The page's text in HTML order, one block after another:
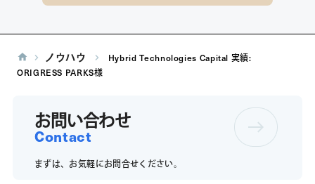
ノウハウ
Hybrid Technologies Capital 実績:
ORIGRESS PARKS様
お問い合わせ
Contact
まずは、お気軽にお問合せください。